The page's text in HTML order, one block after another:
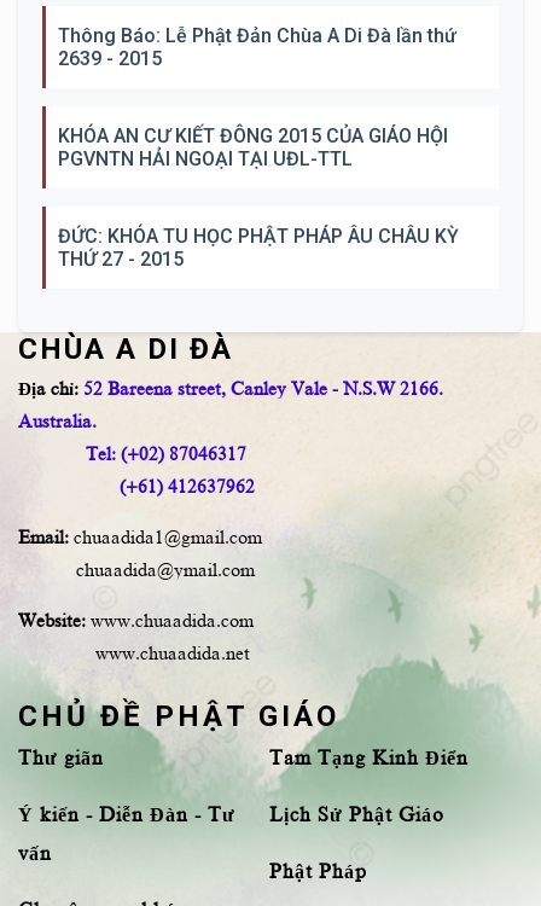
Thông Báo: Lễ Phật Đản Chùa A Di Đà lần thứ
2639 - 2015
KHÓA AN CƯ KIẾT ĐÔNG 2015 CỦA GIÁO HỘI
PGVNTN HẢI NGOẠI TẠI UĐL-TTL
ĐỨC: KHÓA TU HỌC PHẬT PHÁP ÂU CHÂU KỲ
THỨ 27 - 2015
CHÙA A DI ĐÀ
Địa chỉ: 52 Bareena street, Canley Vale - N.S.W 2166.
Australia.
Tel: (+02) 87046317
(+61) 412637962
Email: chuaadida1@gmail.com
chuaadida@ymail.com
Website: www.chuaadida.com
www.chuaadida.net
CHỦ ĐỀ PHẬT GIÁO
Thư giãn
Ý kiến - Diễn Đàn - Tư
vấn
Tam Tạng Kinh Điển
Lịch Sử Phật Giáo
Phật Pháp